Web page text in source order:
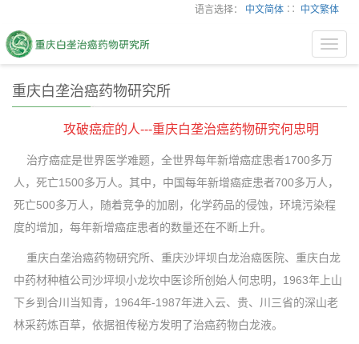
语言选择： 中文简体 ∷ 中文繁体
重庆白垄治癌药物研究所
攻破癌症的人---重庆白垄治癌药物研究何忠明
治疗癌症是世界医学难题，全世界每年新增癌症患者1700多万
人，死亡1500多万人。其中，中国每年新增癌症患者700多万人，
死亡500多万人，随着竞争的加剧，化学药品的侵蚀，环境污染程
度的增加，每年新增癌症患者的数量还在不断上升。
重庆白垄治癌药物研究所、重庆沙坪坝白龙治癌医院、重庆白龙
中药材种植公司沙坪坝小龙坎中医诊所创始人何忠明，1963年上山
下乡到合川当知青，1964年-1987年进入云、贵、川三省的深山老
林采药炼百草，依据祖传秘方发明了治癌药物白龙液。